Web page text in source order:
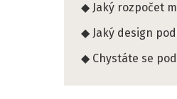
Jaký rozpočet
Jaký design
Chystáte se